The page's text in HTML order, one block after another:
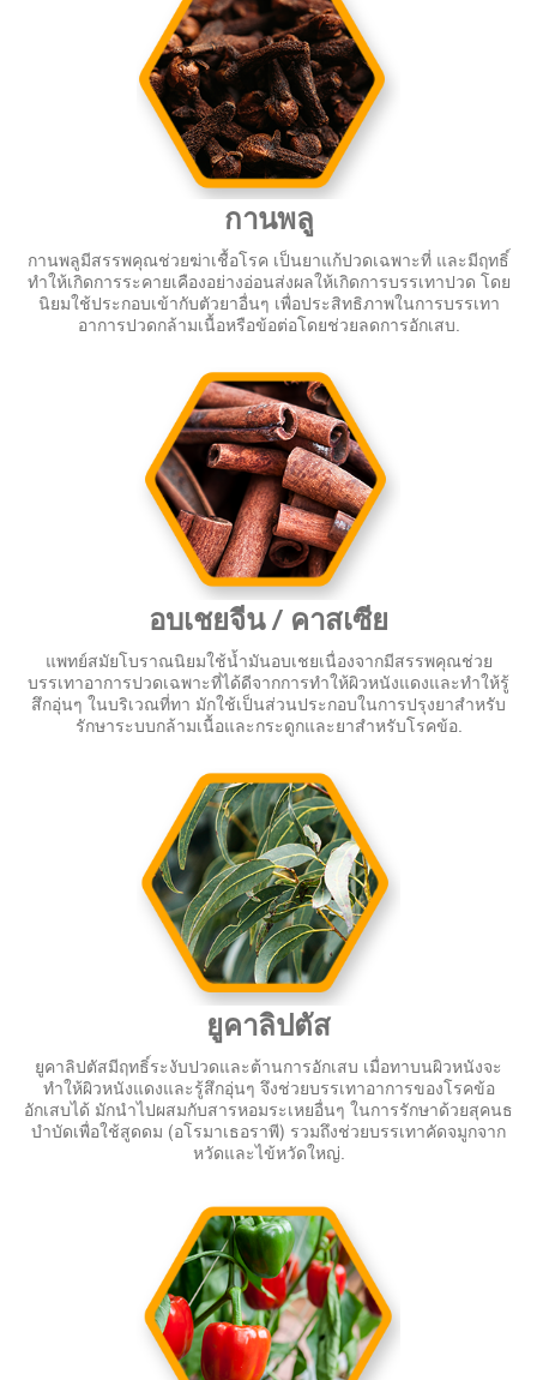
กานพลู
กานพลูมีสรรพคุณช่วยฆ่าเชื้อโรค เป็นยาแก้ปวดเฉพาะที่ และมีฤทธิ์
ทำให้เกิดการระคายเคืองอย่างอ่อนส่งผลให้เกิดการบรรเทาปวด โดย
นิยมใช้ประกอบเข้ากับตัวยาอื่นๆ เพื่อประสิทธิภาพในการบรรเทา
อาการปวดกล้ามเนื้อหรือข้อต่อโดยช่วยลดการอักเสบ.
อบเชยจีน / คาสเซีย
แพทย์สมัยโบราณนิยมใช้น้ำมันอบเชยเนื่องจากมีสรรพคุณช่วย
บรรเทาอาการปวดเฉพาะที่ได้ดีจากการทำให้ผิวหนังแดงและทำให้รู้
สึกอุ่นๆ ในบริเวณที่ทา มักใช้เป็นส่วนประกอบในการปรุงยาสำหรับ
รักษาระบบกล้ามเนื้อและกระดูกและยาสำหรับโรคข้อ.
ยูคาลิปตัส
ยูคาลิปตัสมีฤทธิ์ระงับปวดและต้านการอักเสบ เมื่อทาบนผิวหนังจะ
ทำให้ผิวหนังแดงและรู้สึกอุ่นๆ จึงช่วยบรรเทาอาการของโรคข้อ
อักเสบได้ มักนำไปผสมกับสารหอมระเหยอื่นๆ ในการรักษาด้วยสุคนธ
บำบัดเพื่อใช้สูดดม (อโรมาเธอราพี) รวมถึงช่วยบรรเทาคัดจมูกจาก
หวัดและไข้หวัดใหญ่.